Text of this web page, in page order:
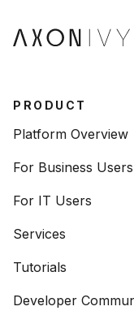
PRODUCT
Platform Overview
For Business Users
For IT Users
Services
Tutorials
Developer